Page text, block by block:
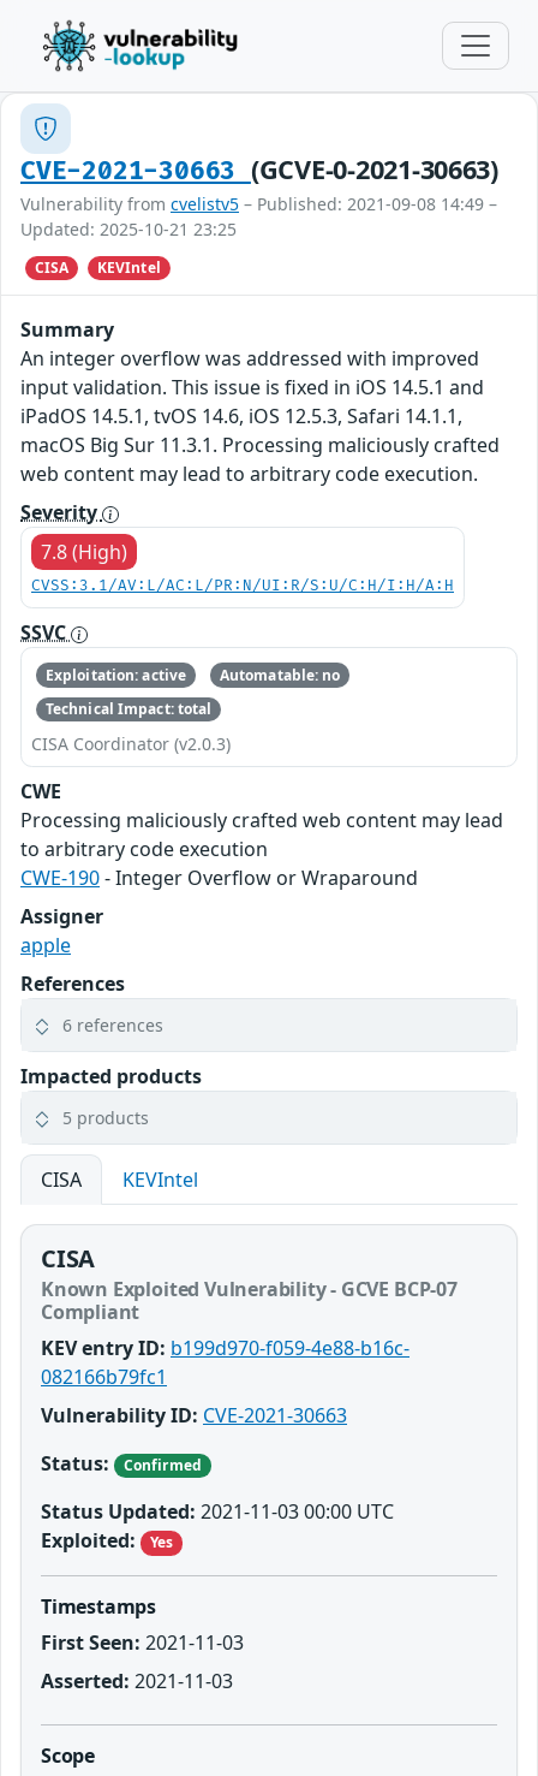
CVE-2021-30663 (GCVE-0-2021-30663)
Vulnerability from cvelistv5 – Published: 2021-09-08 14:49 –
Updated: 2025-10-21 23:25
CISA KEVIntel
Summary
An integer overflow was addressed with improved
input validation. This issue is fixed in iOS 14.5.1 and
iPadOS 14.5.1, tvOS 14.6, iOS 12.5.3, Safari 14.1.1,
macOS Big Sur 11.3.1. Processing maliciously crafted
web content may lead to arbitrary code execution.
Severity
7.8 (High)
CVSS:3.1/AV:L/AC:L/PR:N/UI:R/S:U/C:H/I:H/A:H
SSVC
Exploitation: active
Automatable: no
Technical Impact: total
CISA Coordinator (v2.0.3)
CWE
Processing maliciously crafted web content may lead
to arbitrary code execution
CWE-190- Integer Overflow or Wraparound
Assigner
apple
References
6 references
Impacted products
5 products
CISA KEVIntel
CISA
Known Exploited Vulnerability - GCVE BCP-07
Compliant
KEV entry ID: b199d970-f059-4e88-b16c-
082166b79fc1
Vulnerability ID: CVE-2021-30663
Status:
Confirmed
Status Updated: 2021-11-03 00:00 UTC
Exploited:
Yes
Timestamps
First Seen: 2021-11-03
Asserted: 2021-11-03
Scope